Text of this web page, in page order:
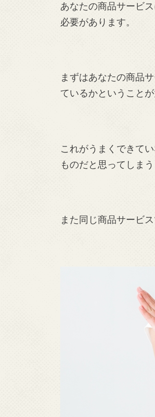
あなたの商品サービ
必要があります。
まずはあなたの商品
ているかということが
これがうまくできて
ものだと思ってしま
また同じ商品サービ